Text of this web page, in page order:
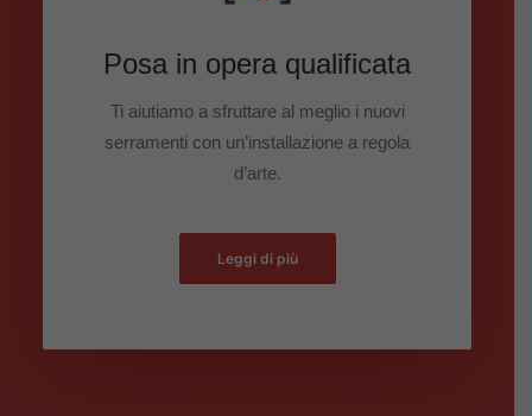
Posa in opera qualificata
Ti aiutiamo a sfruttare al meglio i nuovi
serramenti con un’installazione a regola
d’arte.
Leggi di più